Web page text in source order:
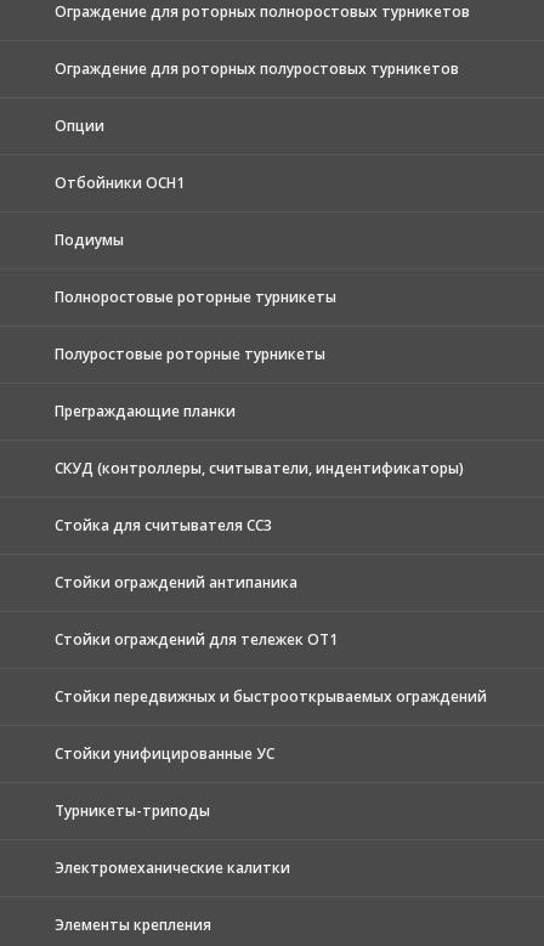
Ограждение для роторных полноростовых турникетов
Ограждение для роторных полуростовых турникетов
Опции
Отбойники ОСН1
Подиумы
Полноростовые роторные турникеты
Полуростовые роторные турникеты
Преграждающие планки
СКУД (контроллеры, считыватели, индентификаторы)
Стойка для считывателя СС3
Стойки ограждений антипаника
Стойки ограждений для тележек ОТ1
Стойки передвижных и быстрооткрываемых ограждений
Стойки унифицированные УС
Турникеты-триподы
Электромеханические калитки
Элементы крепления